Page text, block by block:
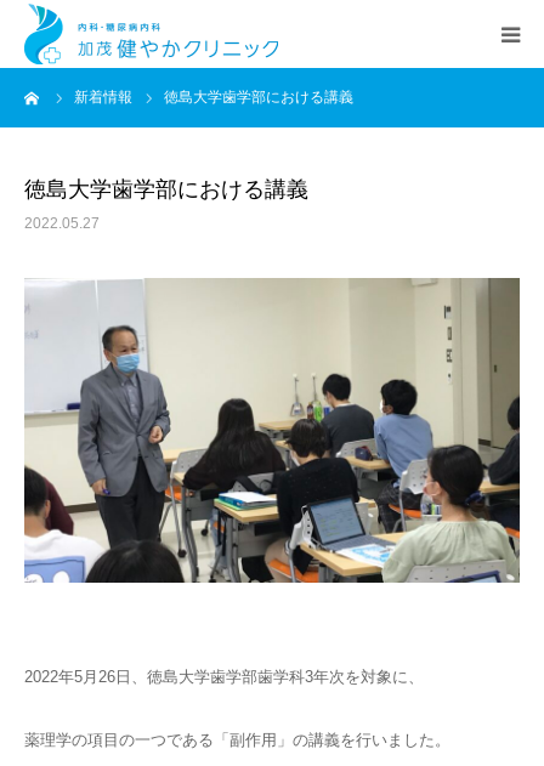
新着情報 徳島大学歯学部における講義
徳島大学歯学部における講義
2022.05.27
2022年5月26日、徳島大学歯学部歯学科3年次を対象に、
薬理学の項目の一つである「副作用」の講義を行いました。
HOME
交通アクセス
新着情報